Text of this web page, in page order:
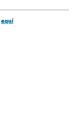
aquí